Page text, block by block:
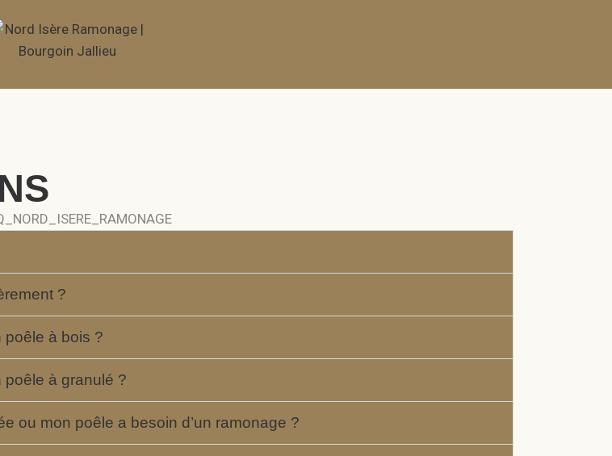
?
poêle à bois ?
poêle à granulé ?
ou mon poêle a besoin d’un ramonage ?